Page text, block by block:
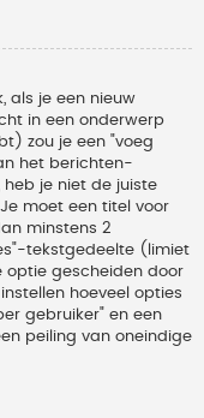
als je een nieuw
in een onderwerp
zou je een "voeg
het berichten-
je niet de juiste
moet een titel voor
minstens 2
tekstgedeelte (limiet
optie gescheiden door
hoeveel opties
gebruiker" en een
peiling van oneindige